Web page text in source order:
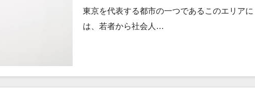
東京を代表する都市の一つであるこのエリアに
は、若者から社会人…